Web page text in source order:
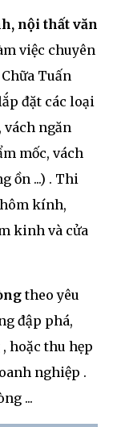
nội thất văn
việc chuyên
Tuấn
đặt các loại
vách ngăn
mốc, vách
ồn ...) . Thi
kính,
kinh và cửa
theo yêu
đập phá,
hoặc thu hẹp
nghiệp .
...